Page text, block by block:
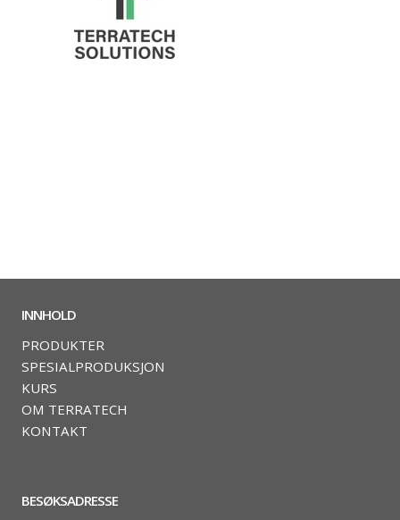
INNHOLD
PRODUKTER
SPESIALPRODUKSJON
KURS
OM TERRATECH
KONTAKT
BESØKSADRESSE